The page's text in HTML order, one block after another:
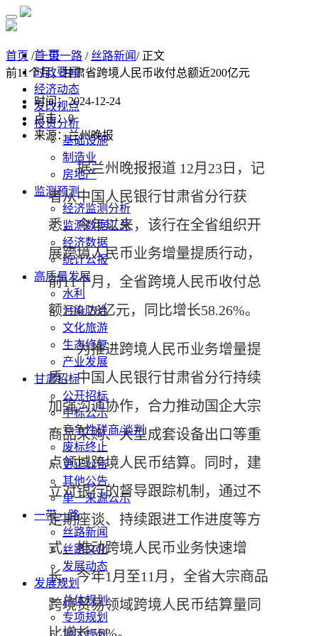
首 页
时政要闻
经济动态
发改视点
投资分析
基础设施
制造业
房地产
监测预测
经济监测分析
监测数据汇总
经济数据
统计公报
高质量发展
水利
污染防治
文化旅游
生态修复
产业发展
甘肃招标
公开招标
中标公示
竞争性磋商/谈判
废标终止
更正公告
其他公告
单一来源公示
一带一路
丝路新闻
丝路文化
发展动态
发展规划
总体规划
专项规划
首页 /一带一路 / 丝路新闻/ 正文
前11个月，甘肃省跨境人民币收付总额近200亿元
时间：2024-12-24
点击：0
来源：兰州晚报
据兰州晚报报道 12月23日，记
者从中国人民银行甘肃省分行获
悉，今年以来，该行在全省组织开
展跨境人民币业务增量提质行动，
前11个月，全省跨境人民币收付总
额196.28亿元，同比增长58.26%。
为推进跨境人民币业务增量提
质，中国人民银行甘肃省分行持续
加强沟通协作，合力推动国企大宗
商品采购、大型成套设备出口等重
点领域跨境人民币结算。同时，建
立对银行的督导跟踪机制，通过不
定期座谈、持续跟进工作进度等方
式，推动跨境人民币业务快速增
长。今年1月至11月，全省大宗商品
跨境贸易领域跨境人民币结算量同